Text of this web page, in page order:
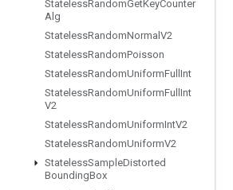
StatelessRandomGetKeyCounter
Alg
StatelessRandomNormal V2
StatelessRandomPoisson
StatelessRandomUniformFull Int
StatelessRandomUniformFull Int
V2
StatelessRandomUniformIntV2
StatelessRandomUniformV2
StatelessSampleDistorted
BoundingBox